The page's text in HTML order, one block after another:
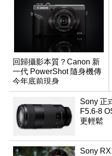
回歸攝影本質？Canon 新
一代 PowerShot 隨身機傳
今年底前現身
Sony 正
F5.6-8
更輕鬆
Sony